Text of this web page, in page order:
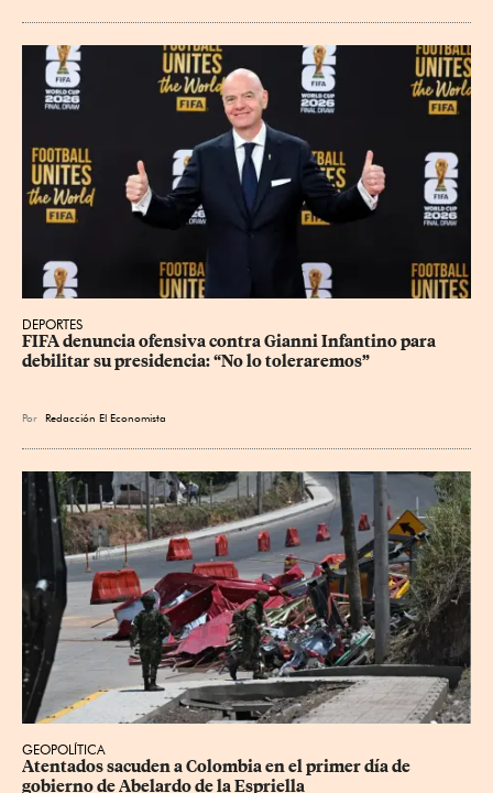
DEPORTES
FIFA denuncia ofensiva contra Gianni Infantino para
debilitar su presidencia: “No lo toleraremos”
Por Redacción El Economista
GEOPOLÍTICA
Atentados sacuden a Colombia en el primer día de
gobierno de Abelardo de la Espriella